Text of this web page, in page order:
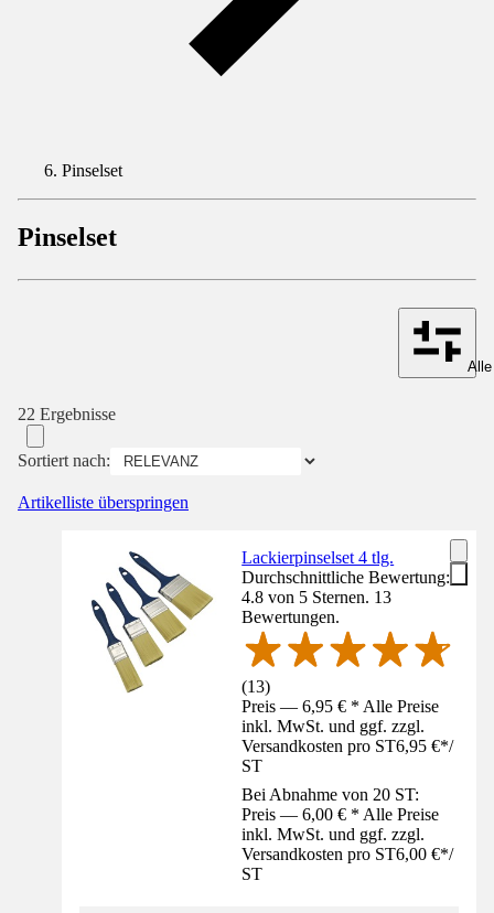
Pinselset
Pinselset
22 Ergebnisse
Sortiert nach:
Artikelliste überspringen
Lackierpinselset 4 tlg.
Durchschnittliche Bewertung:
4.8 von 5 Sternen. 13
Bewertungen.
(13)
Preis — 6,95 € * Alle Preise
inkl. MwSt. und ggf. zzgl.
Versandkosten pro ST6,95 €*/
ST
Bei Abnahme von 20 ST:
Preis — 6,00 € * Alle Preise
inkl. MwSt. und ggf. zzgl.
Versandkosten pro ST6,00 €*/
ST